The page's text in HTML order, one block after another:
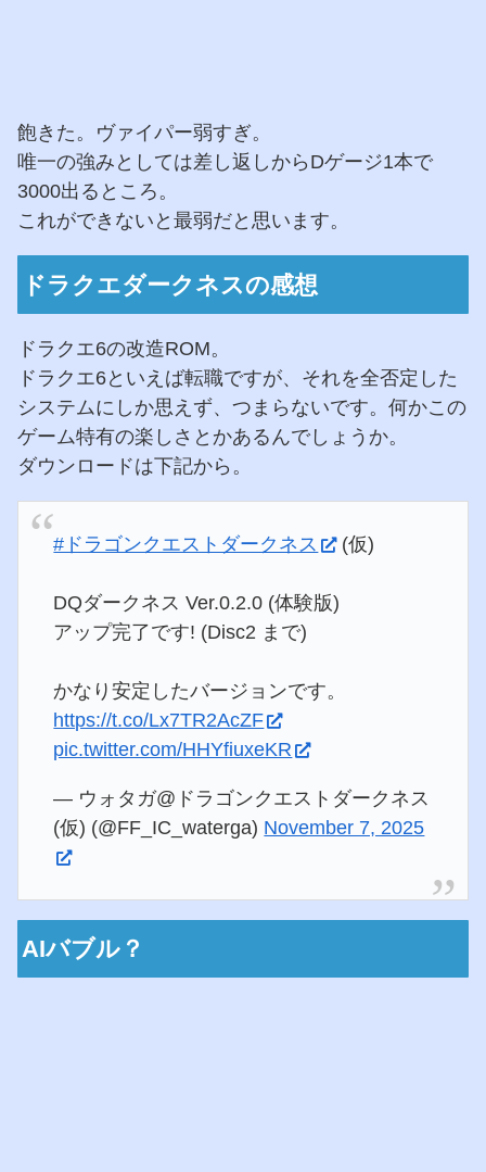
飽きた。ヴァイパー弱すぎ。
唯一の強みとしては差し返しからDゲージ1本で
3000出るところ。
これができないと最弱だと思います。
ドラクエダークネスの感想
ドラクエ6の改造ROM。
ドラクエ6といえば転職ですが、それを全否定した
システムにしか思えず、つまらないです。何かこの
ゲーム特有の楽しさとかあるんでしょうか。
ダウンロードは下記から。
#ドラゴンクエストダークネス (仮)
DQダークネス Ver.0.2.0 (体験版)
アップ完了です! (Disc2 まで)
かなり安定したバージョンです。
https://t.co/Lx7TR2AcZF
pic.twitter.com/HHYfiuxeKR
— ウォタガ@ドラゴンクエストダークネス
(仮) (@FF_IC_waterga) November 7, 2025
AIバブル？